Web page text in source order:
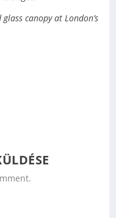
canopy at London’s